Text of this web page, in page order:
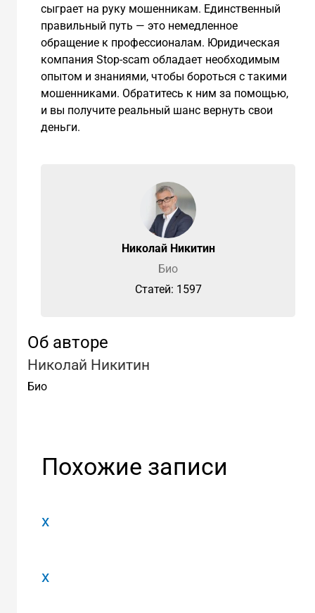
сыграет на руку мошенникам. Единственный
правильный путь — это немедленное
обращение к профессионалам. Юридическая
компания Stop-scam обладает необходимым
опытом и знаниями, чтобы бороться с такими
мошенниками. Обратитесь к ним за помощью,
и вы получите реальный шанс вернуть свои
деньги.
Николай Никитин
Био
Cтатей: 1597
Об авторе
Николай Никитин
Био
Похожие записи
x
x